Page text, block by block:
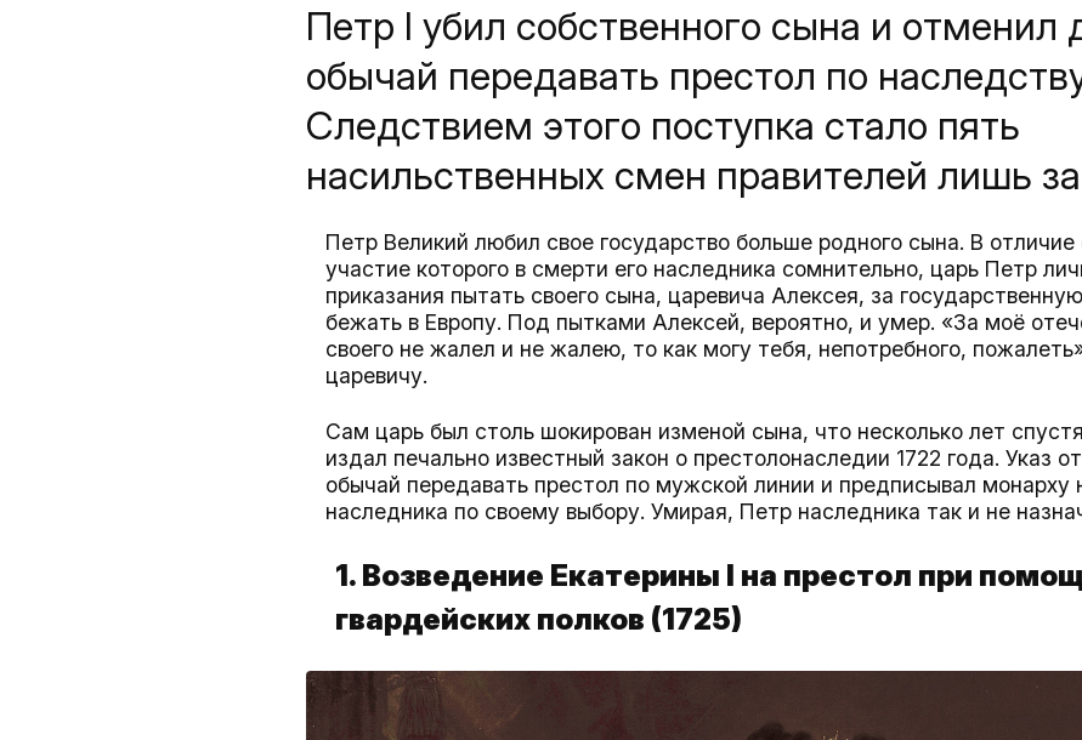
Петр I убил собственного сына и отменил
обычай передавать престол по
Следствием этого поступка стало пять
насильственных смен правителей лишь
Петр Великий любил свое государство больше родного сына. В отличие
участие которого в смерти его наследника сомнительно, царь Петр
приказания пытать своего сына, царевича Алексея, за
бежать в Европу. Под пытками Алексей, вероятно, и умер. «За моё
своего не жалел и не жалею, то как могу тебя, непотребного,
царевичу.
Сам царь был столь шокирован изменой сына, что несколько лет
издал печально известный закон о престолонаследии 1722 года. Указ
обычай передавать престол по мужской линии и предписывал монарху
наследника по своему выбору. Умирая, Петр наследника так и не
1. Возведение Екатерины I на престол при
гвардейских полков (1725)